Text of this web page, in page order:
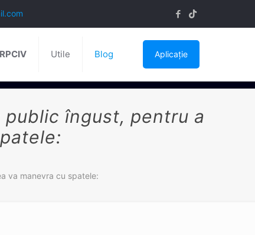
Utile Blog Aplicație
îngust, pentru a
va manevra cu spatele: